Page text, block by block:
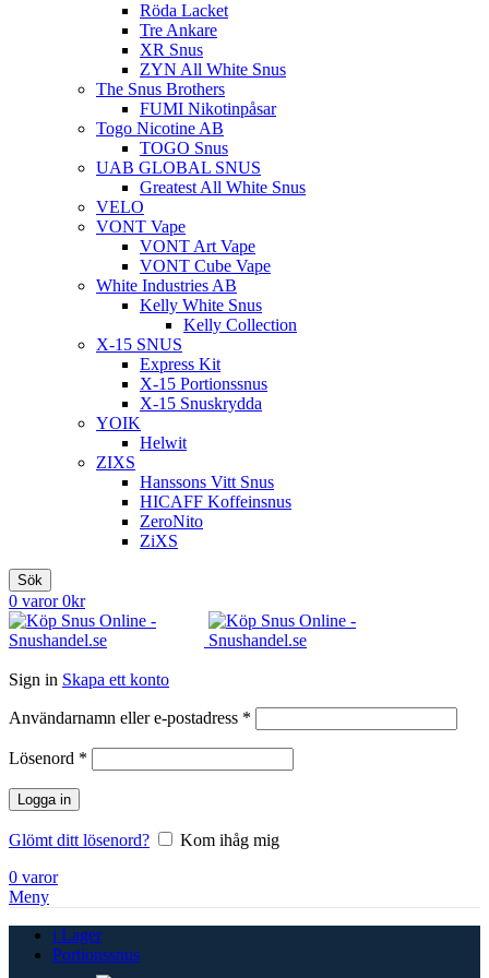
Röda Lacket
Tre Ankare
XR Snus
ZYN All White Snus
The Snus Brothers
FUMI Nikotinpåsar
Togo Nicotine AB
TOGO Snus
UAB GLOBAL SNUS
Greatest All White Snus
VELO
VONT Vape
VONT Art Vape
VONT Cube Vape
White Industries AB
Kelly White Snus
Kelly Collection
X-15 SNUS
Express Kit
X-15 Portionssnus
X-15 Snuskrydda
YOIK
Helwit
ZIXS
Hanssons Vitt Snus
HICAFF Koffeinsnus
ZeroNito
ZiXS
Sök
0 varor 0kr
Sign in Skapa ett konto
Användarnamn eller e-postadress *
Lösenord *
Logga in
Glömt ditt lösenord?
Kom ihåg mig
0 varor
Meny
i Lager
Portionssnus